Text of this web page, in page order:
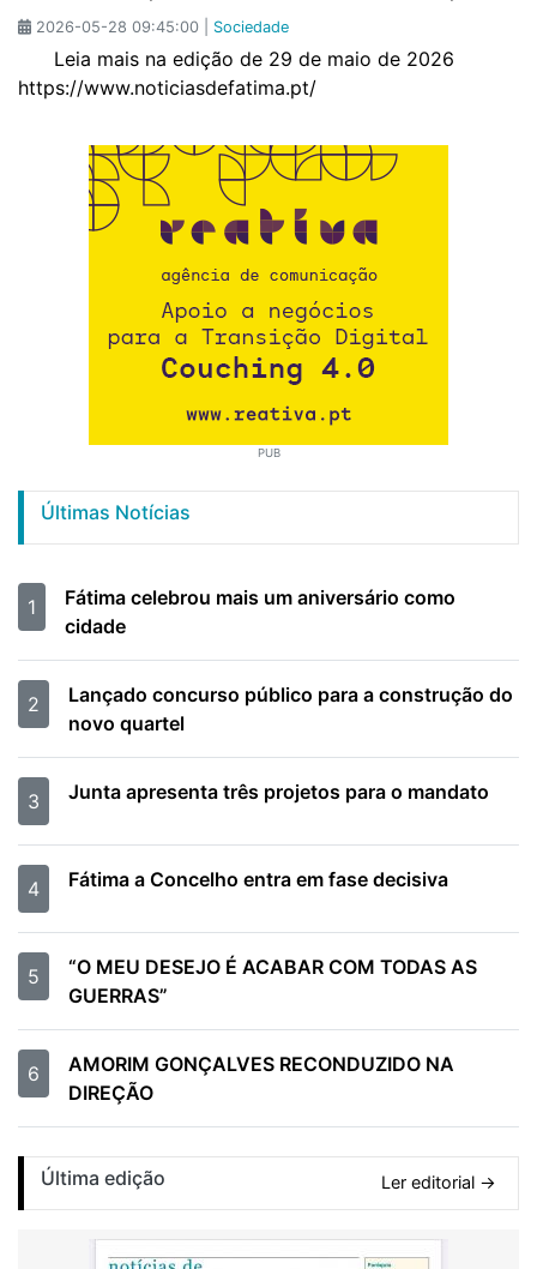
2026-05-28 09:45:00 | Sociedade
Leia mais na edição de 29 de maio de 2026
https://www.noticiasdefatima.pt/
PUB
Últimas Notícias
1
Fátima celebrou mais um aniversário como
cidade
2
Lançado concurso público para a construção do
novo quartel
3 Junta apresenta três projetos para o mandato
4 Fátima a Concelho entra em fase decisiva
5
“O MEU DESEJO É ACABAR COM TODAS AS
GUERRAS”
6
AMORIM GONÇALVES RECONDUZIDO NA
DIREÇÃO
Última edição Ler editorial →